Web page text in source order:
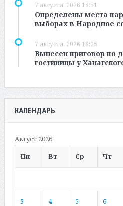
7 августа, 2026 18:51
Определены места
выборах в Народное
7 августа, 2026 18:05
Вынесен приговор по
гостиницы у
КАЛЕНДАРЬ
Август 2026
Пн
Вт Ср Чт
3 4 5 6